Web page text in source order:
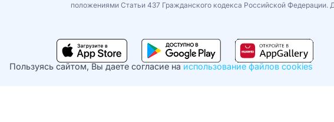
положениями Статьи 437 Гражданского кодекса Российской
Пользуясь сайтом, Вы даете согласие на использование файлов cookies